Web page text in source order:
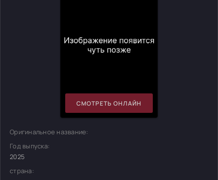
СМОТРЕТЬ ОНЛАЙН
Оригинальное название:
Год выпуска:
2025
страна: